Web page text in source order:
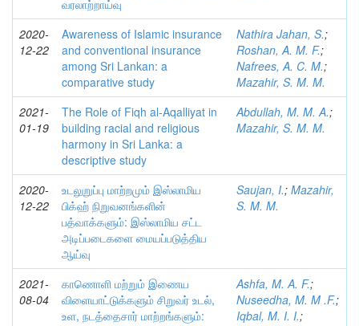
வரலாற்றாய்வு
2020-
12-22
Awareness of Islamic insurance
and conventional insurance
among Sri Lankan: a
comparative study
Nathira Jahan, S.;
Roshan, A. M. F.;
Nafrees, A. C. M.;
Mazahir, S. M. M.
2021-
01-19
The Role of Fiqh al-Aqalliyat in
building racial and religious
harmony in Sri Lanka: a
descriptive study
Abdullah, M. M. A.;
Mazahir, S. M. M.
2020-
12-22
உடலுறுப்பு மாற்றமும் இஸ்லாமிய
பிக்ஹ் நிறுவனங்களின்
பத்வாக்களும்: இஸ்லாமிய சட்ட
அடிப்படைகளை மையப்படுத்திய
ஆய்வு
Saujan, I.; Mazahir,
S. M. M.
2021-
08-04
காணொளி மற்றும் இணைய
விளையாட்டுக்களும் சிறுவர் உடல்,
உள, நடத்தைசார் மாற்றங்களும்:
Ashfa, M. A. F.;
Nuseedha, M. M .F.;
Iqbal, M. I. I.;